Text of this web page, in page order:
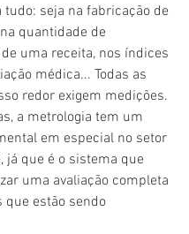
tudo: seja na fabricação de
quantidade de
uma receita, nos índices
médica... Todas as
redor exigem medições.
a metrologia tem um
em especial no setor
já que é o sistema que
uma avaliação completa
que estão sendo